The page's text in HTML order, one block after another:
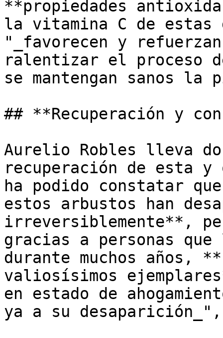
**propiedades
la vitamina C de estas
"_favorecen y
ralentizar el proceso
se mantengan sanos
## **Recuperación y
Aurelio Robles lleva
recuperación de esta
ha podido constatar
estos arbustos han
irreversiblemente**,
gracias a personas que
durante muchos años,
valiosísimos
en estado de
ya a su